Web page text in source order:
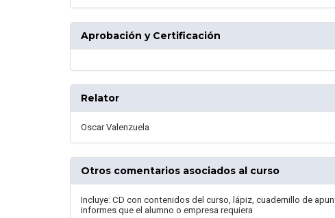
Aprobación y Certificación
Relator
Oscar Valenzuela
Otros comentarios asociados al curso
Incluye: CD con contenidos del curso, lápiz, cuadernillo de
informes que el alumno o empresa requiera